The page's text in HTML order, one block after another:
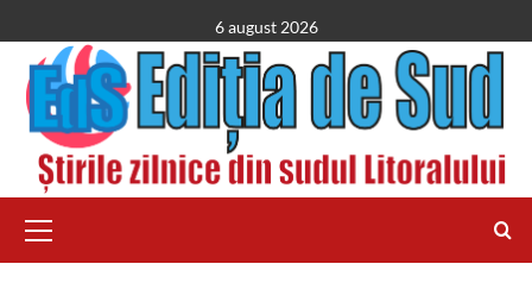
to
content
6 august 2026
Menu